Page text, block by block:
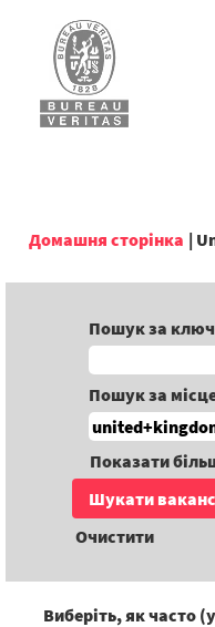
Домашня сторінка |
Пошук за
Пошук за
Показати
Очистити
Виберіть, як часто